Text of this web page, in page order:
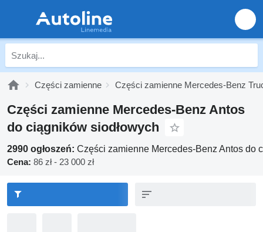
Części zamienne Części zamienne Mercedes-Benz
Części zamienne Mercedes-Benz Antos
do ciągników siodłowych
2990 ogłoszeń: Części zamienne Mercedes-Benz Antos do
Cena: 86 zł - 23 000 zł